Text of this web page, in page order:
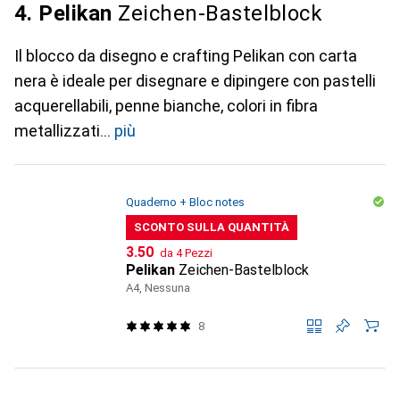
4. Pelikan Zeichen-Bastelblock
Il blocco da disegno e crafting Pelikan con carta
nera è ideale per disegnare e dipingere con pastelli
acquerellabili, penne bianche, colori in fibra
metallizzati
più
Quaderno + Bloc notes
SCONTO SULLA QUANTITÀ
CHF
3.50 da 4 Pezzi
Pelikan Zeichen-Bastelblock
A4, Nessuna
8